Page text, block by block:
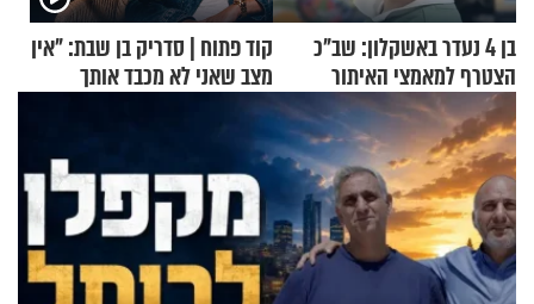
בן 4 נעדר באשקלון: שב"כ
הצטרף למאמצי האיתור
קוד פתוח | סדריק בן שבת: "אין
מצב שאני לא מכבד אותך
בבוקר בהנחת תפילין"